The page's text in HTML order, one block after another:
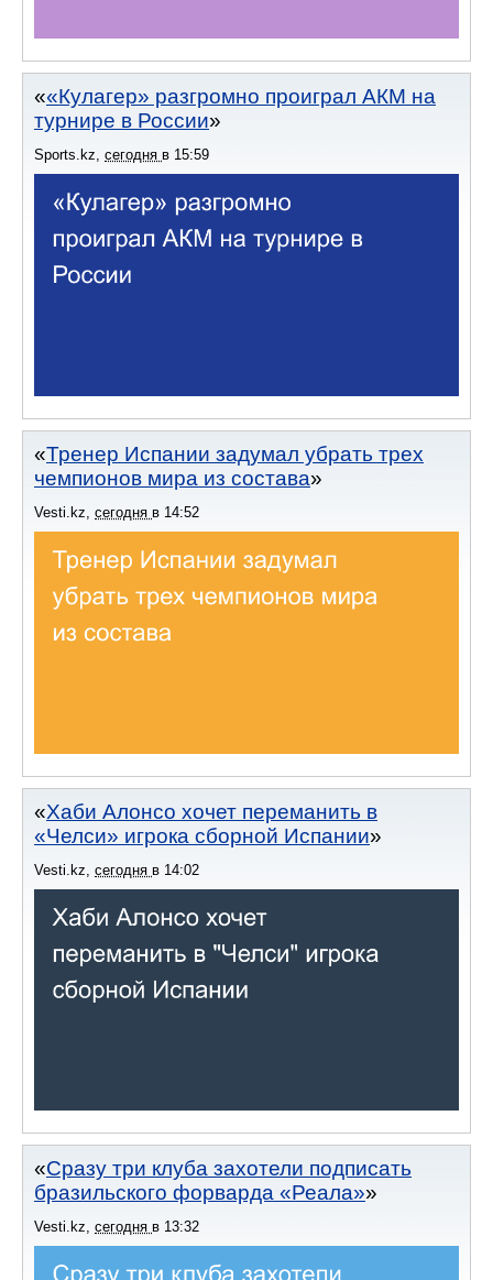
«Кулагер» разгромно проиграл АКМ на
турнире в России
Sports.kz сегодня в 15:59
Тренер Испании задумал убрать трех
чемпионов мира из состава
Vesti.kz сегодня в 14:52
Хаби Алонсо хочет переманить в
«Челси» игрока сборной Испании
Vesti.kz сегодня в 14:02
Сразу три клуба захотели подписать
бразильского форварда «Реала»
Vesti.kz, сегодня в 13:32